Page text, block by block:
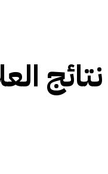
نتائج